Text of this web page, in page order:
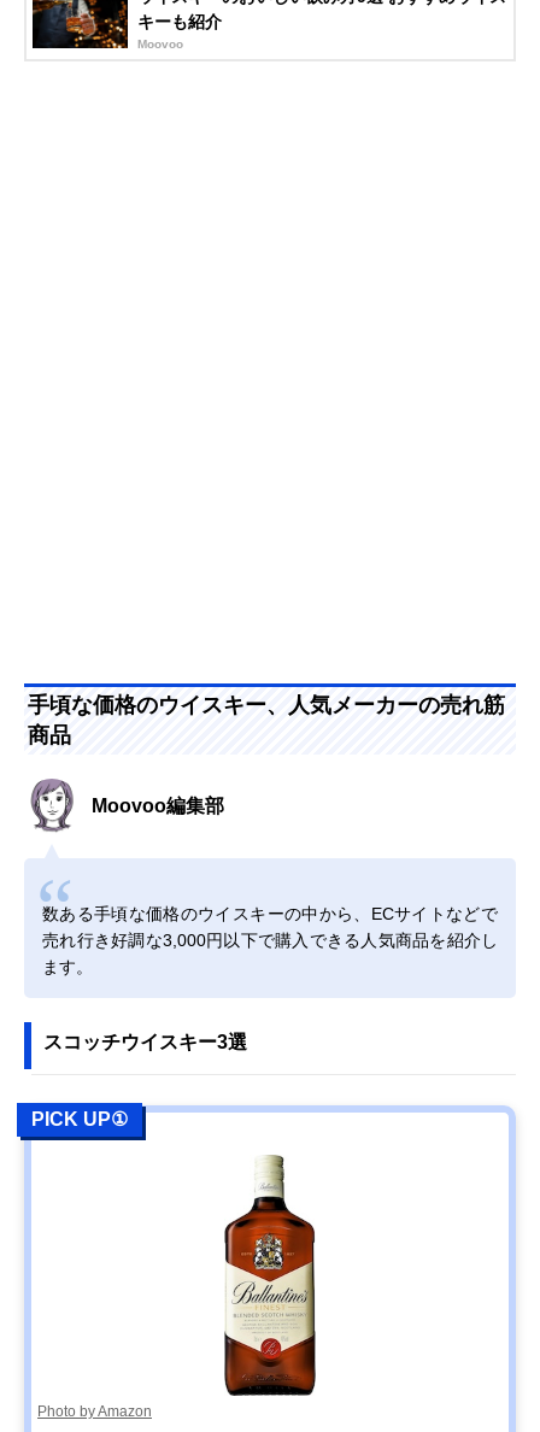
キーも紹介
Moovoo
手頃な価格のウイスキー、人気メーカーの売れ筋
商品
Moovoo編集部
数ある手頃な価格のウイスキーの中から、ECサイトなどで
売れ行き好調な3,000円以下で購入できる人気商品を紹介し
ます。
スコッチウイスキー3選
PICK UP①
Photo by Amazon